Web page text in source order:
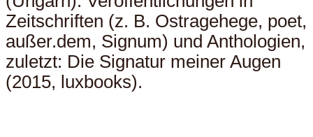
Zeitschriften (z. B. Ostragehege, poet,
außer.dem, Signum) und Anthologien,
zuletzt: Die Signatur meiner Augen
(2015, luxbooks).